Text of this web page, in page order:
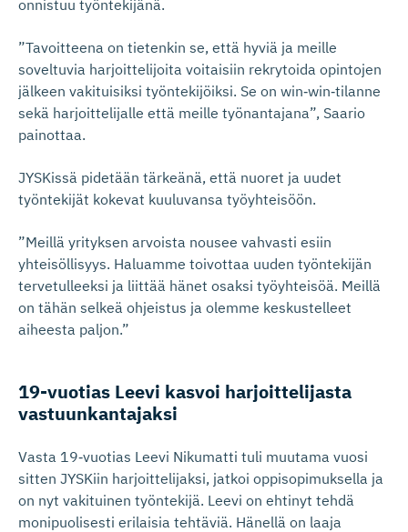
onnistuu työntekijänä.
”Tavoitteena on tietenkin se, että hyviä ja meille
soveltuvia harjoittelijoita voitaisiin rekrytoida opintojen
jälkeen vakituisiksi työntekijöiksi. Se on win‑win‑tilanne
sekä harjoittelijalle että meille työnantajana”, Saario
painottaa.
JYSKissä pidetään tärkeänä, että nuoret ja uudet
työntekijät kokevat kuuluvansa työyhteisöön.
”Meillä yrityksen arvoista nousee vahvasti esiin
yhteisöllisyys. Haluamme toivottaa uuden työntekijän
tervetulleeksi ja liittää hänet osaksi työyhteisöä. Meillä
on tähän selkeä ohjeistus ja olemme keskustelleet
aiheesta paljon.”
19-vuotias Leevi kasvoi harjoitte­lijasta
vastuunkan­tajaksi
Vasta 19‑vuotias Leevi Nikumatti tuli muutama vuosi
sitten JYSKiin harjoittelijaksi, jatkoi oppisopimuksella ja
on nyt vakituinen työntekijä. Leevi on ehtinyt tehdä
monipuolisesti erilaisia tehtäviä. Hänellä on laaja